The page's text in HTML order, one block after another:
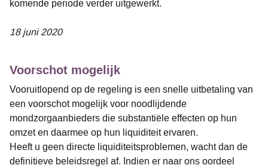
komende periode verder uitgewerkt.
18 juni 2020
Voorschot mogelijk
Vooruitlopend op de regeling is een snelle uitbetaling van
een voorschot mogelijk voor noodlijdende
mondzorgaanbieders die substantiële effecten op hun
omzet en daarmee op hun liquiditeit ervaren.
Heeft u geen directe liquiditeitsproblemen, wacht dan de
definitieve beleidsregel af. Indien er naar ons oordeel